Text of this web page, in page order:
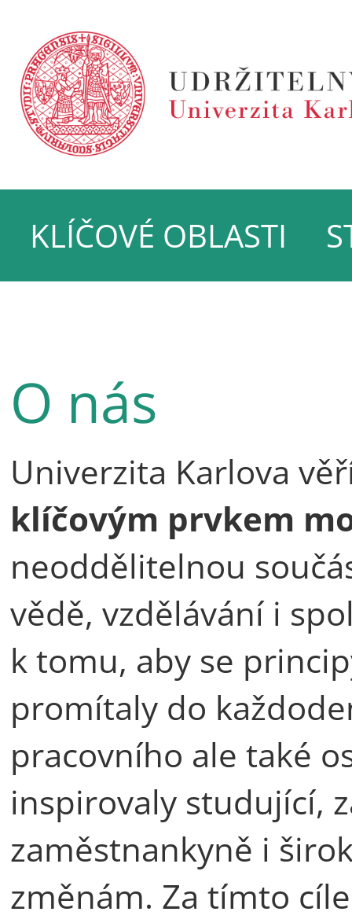
KLÍČOVÉ OBLASTI
O nás
Univerzita Karlova
klíčovým prvkem
neoddělitelnou
vědě, vzdělávání i
k tomu, aby se
promítaly do
pracovního ale také
inspirovaly studující,
zaměstnankyně i
změnám. Za tímto